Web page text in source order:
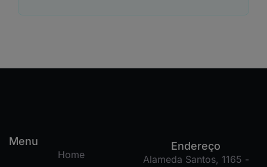
Menu
Home
Endereço
Alameda Santos, 1165 -